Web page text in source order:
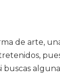
de arte,
buscas